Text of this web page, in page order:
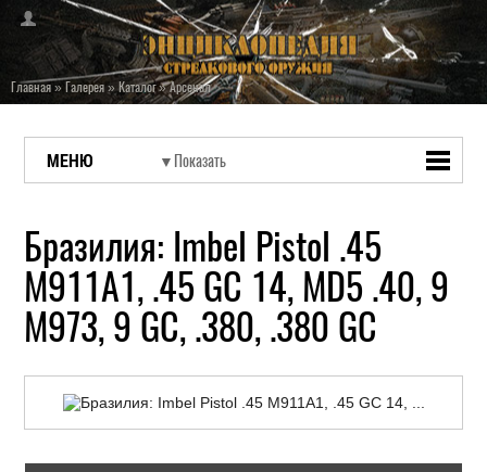
Главная»Галерея»Каталог»Арсенал
МЕНЮ
Бразилия: Imbel Pistol .45
M911A1, .45 GC 14, MD5 .40, 9
M973, 9 GC, .380, .380 GC